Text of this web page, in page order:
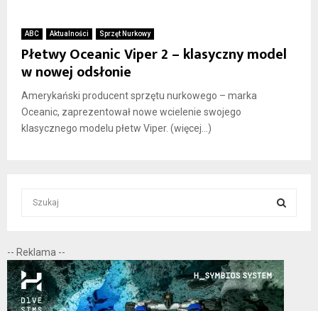
ABC Aktualności Sprzęt Nurkowy
Płetwy Oceanic Viper 2 – klasyczny model
w nowej odsłonie
Amerykański producent sprzętu nurkowego – marka
Oceanic, zaprezentował nowe wcielenie swojego
klasycznego modelu płetw Viper. (więcej…)
c
h
f
o
E
A
-- Reklama --